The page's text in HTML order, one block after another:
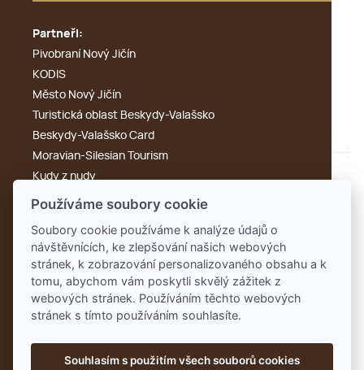
Partneři:
Pivobraní Nový Jičín
KODIS
Město Nový Jičín
Turistická oblast Beskydy-Valašsko
Beskydy-Valašsko Card
Moravian-Silesian Tourism
Kudy z nudy
Výletník
KdyKde.cz
Tonak
Rengl
Používáme soubory cookie
Soubory cookie používáme k analýze údajů o
návštěvnících, ke zlepšování našich webových
stránek, k zobrazování personalizovaného obsahu a k
tomu, abychom vám poskytli skvělý zážitek z
webových stránek. Používáním těchto webových
stránek s tímto používáním souhlasíte.
Souhlasím s použitím všech souborů cookies